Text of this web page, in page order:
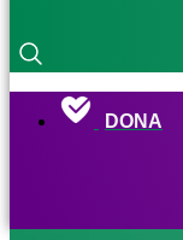
DONA